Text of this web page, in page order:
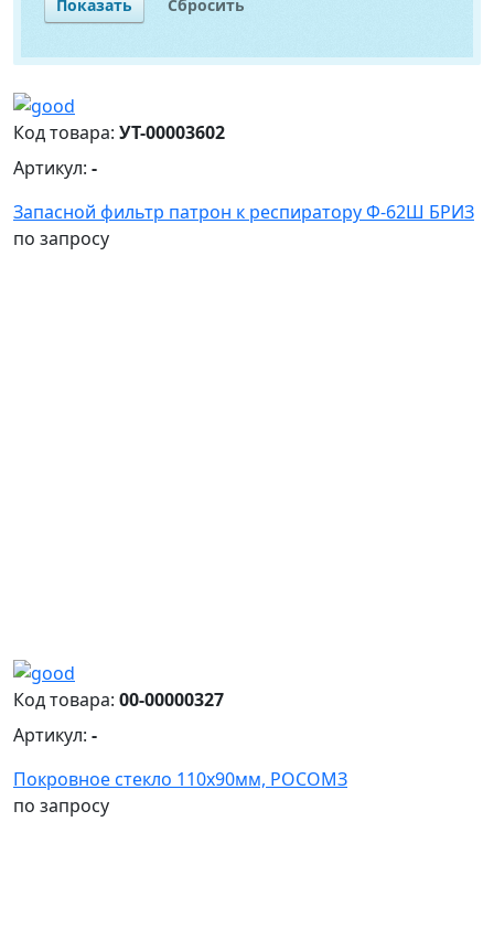
Код товара: УТ-00003602
Артикул: -
Запасной фильтр патрон к респиратору Ф-62Ш БРИЗ
по запросу
Код товара: 00-00000327
Артикул: -
Покровное стекло 110х90мм, РОСОМЗ
по запросу